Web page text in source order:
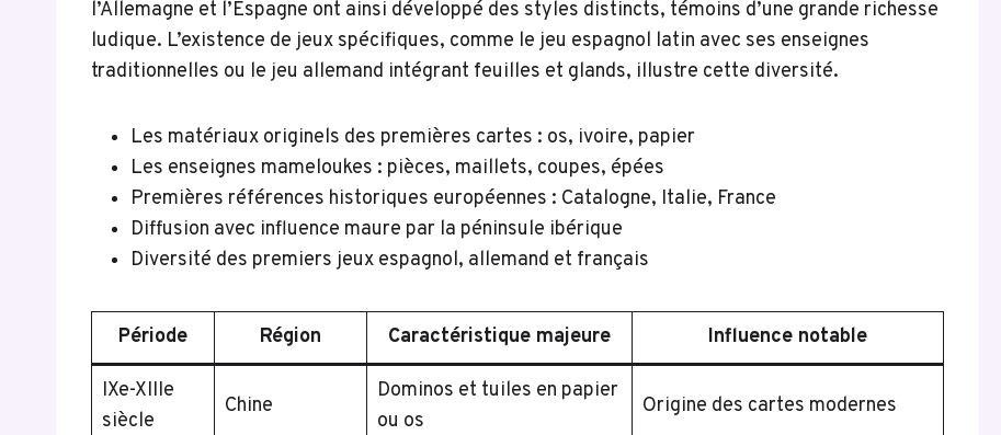
l’Allemagne et l’Espagne ont ainsi développé des styles distincts, témoins d’une grande richesse
ludique. L’existence de jeux spécifiques, comme le jeu espagnol latin avec ses enseignes
traditionnelles ou le jeu allemand intégrant feuilles et glands, illustre cette diversité.
Les matériaux originels des premières cartes : os, ivoire, papier
Les enseignes mameloukes : pièces, maillets, coupes, épées
Premières références historiques européennes : Catalogne, Italie, France
Diffusion avec influence maure par la péninsule ibérique
Diversité des premiers jeux espagnol, allemand et français
Période Région Caractéristique majeure Influence notable
IXe-XIIIe
siècle
Chine
Dominos et tuiles en papier
ou os
Origine des cartes modernes